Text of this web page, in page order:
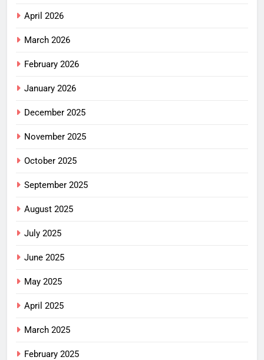
April 2026
March 2026
February 2026
January 2026
December 2025
November 2025
October 2025
September 2025
August 2025
July 2025
June 2025
May 2025
April 2025
March 2025
February 2025